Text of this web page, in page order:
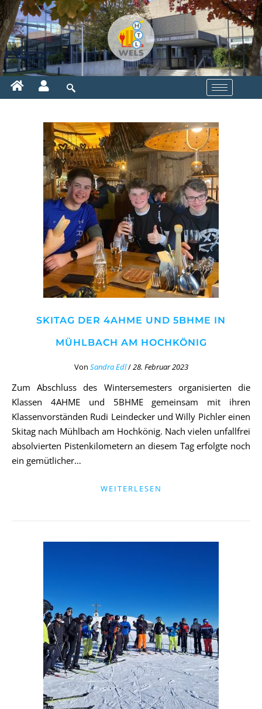
SKITAG DER 4AHME UND 5BHME IN
MÜHLBACH AM HOCHKÖNIG
Von Sandra Edl/28. Februar 2023
Zum Abschluss des Wintersemesters organisierten die
Klassen 4AHME und 5BHME gemeinsam mit ihren
Klassenvorständen Rudi Leindecker und Willy Pichler einen
Skitag nach Mühlbach am Hochkönig. Nach vielen unfallfrei
absolvierten Pistenkilometern an diesem Tag erfolgte noch
ein gemütlicher…
WEITERLESEN